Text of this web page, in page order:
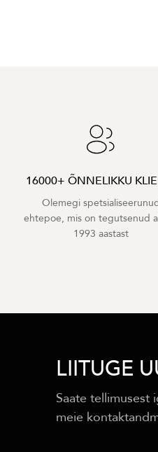
16000+ ÕNNELIKKU
Olemegi
ehtepoe, mis on tegutsenud
1993 aastast
LIITUGE
Saate tellimusest
meie